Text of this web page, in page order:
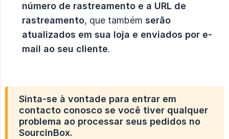
número de rastreamento e a URL de
rastreamento, que também serão
atualizados em sua loja e enviados por e-
mail ao seu cliente.
Sinta-se à vontade para entrar em
contacto conosco se você tiver qualquer
problema ao processar seus pedidos no
SourcinBox.